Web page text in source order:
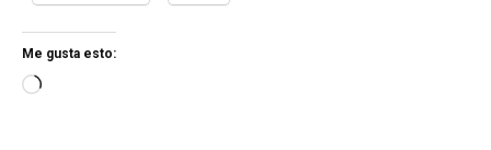
Me gusta esto:
C